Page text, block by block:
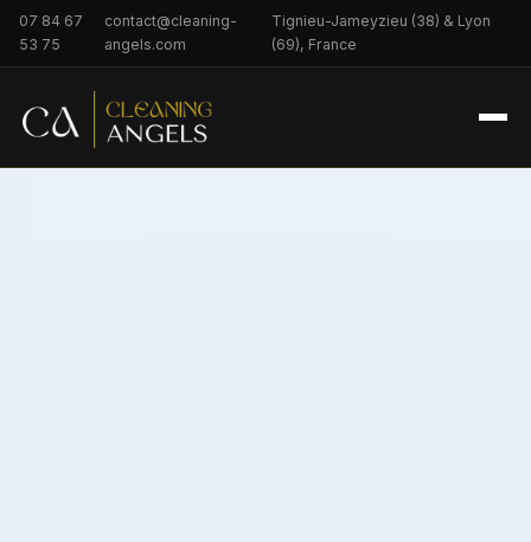
07 84 67
53 75
contact@cleaning-
angels.com
Tignieu-Jameyzieu (38) & Lyon
(69), France